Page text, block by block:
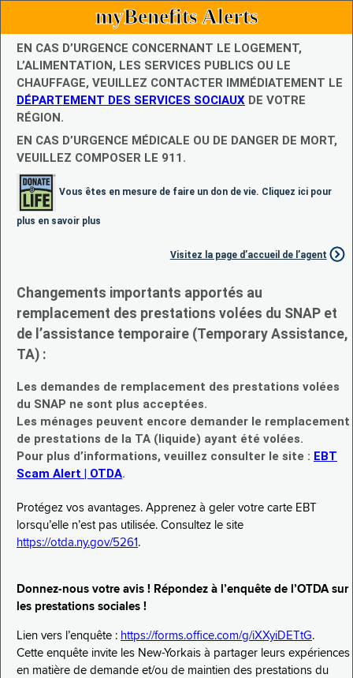
myBenefits Alerts
EN CAS D’URGENCE CONCERNANT LE LOGEMENT,
L’ALIMENTATION, LES SERVICES PUBLICS OU LE
CHAUFFAGE, VEUILLEZ CONTACTER IMMÉDIATEMENT LE
DÉPARTEMENT DES SERVICES SOCIAUX DE VOTRE
RÉGION.
EN CAS D’URGENCE MÉDICALE OU DE DANGER DE MORT,
VEUILLEZ COMPOSER LE 911.
Vous êtes en mesure de faire un don de vie. Cliquez ici pour
plus en savoir plus
Visitez la page d’accueil de l’agent
Changements importants apportés au
remplacement des prestations volées du SNAP et
de l’assistance temporaire (Temporary Assistance,
TA) :
Les demandes de remplacement des prestations volées
du SNAP ne sont plus acceptées.
Les ménages peuvent encore demander le remplacement
de prestations de la TA (liquide) ayant été volées.
Pour plus d’informations, veuillez consulter le site : EBT
Scam Alert | OTDA.
Protégez vos avantages. Apprenez à geler votre carte EBT
lorsqu’elle n’est pas utilisée. Consultez le site
https://otda.ny.gov/5261 .
Donnez-nous votre avis ! Répondez à l’enquête de l’OTDA sur
les prestations sociales !
Lien vers l’enquête : https://forms.office.com/g/iXXyiDETtG.
Cette enquête invite les New-Yorkais à partager leurs expériences
en matière de demande et/ou de maintien des prestations du